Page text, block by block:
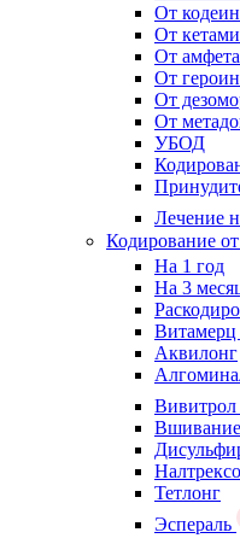
От
От
От
От
От
От
УБОД
Лечение
Кодирование
На 1 год
На 3
Аквилонг
Вивитрол
Тетлонг
Эспераль